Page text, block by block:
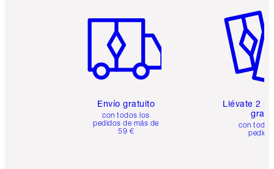
Envío gratuito
con todos los
pedidos de más de
59 €
Llévate 2
gratis
con